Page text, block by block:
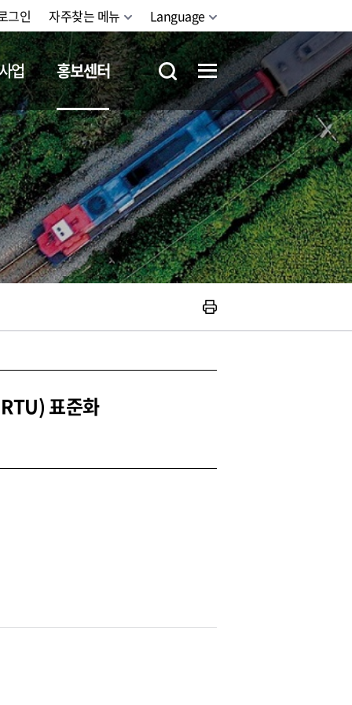
그인 자주찾는 메뉴 Language
업 홍보센터
철도체험
표준화